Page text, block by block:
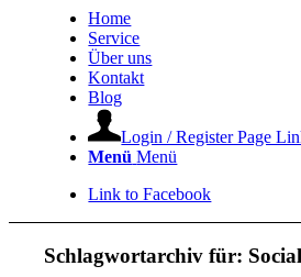
Home
Service
Über uns
Kontakt
Blog
Login / Register Page
Menü Menü
Link to Facebook
Schlagwortarchiv für: